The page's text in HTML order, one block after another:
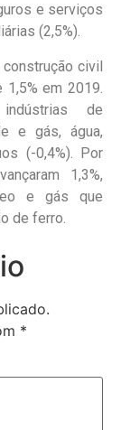
e serviços
(2,5%).
civil
em 2019.
de
e gás, água,
(-0,4%). Por
1,3%,
e gás que
de ferro.
*